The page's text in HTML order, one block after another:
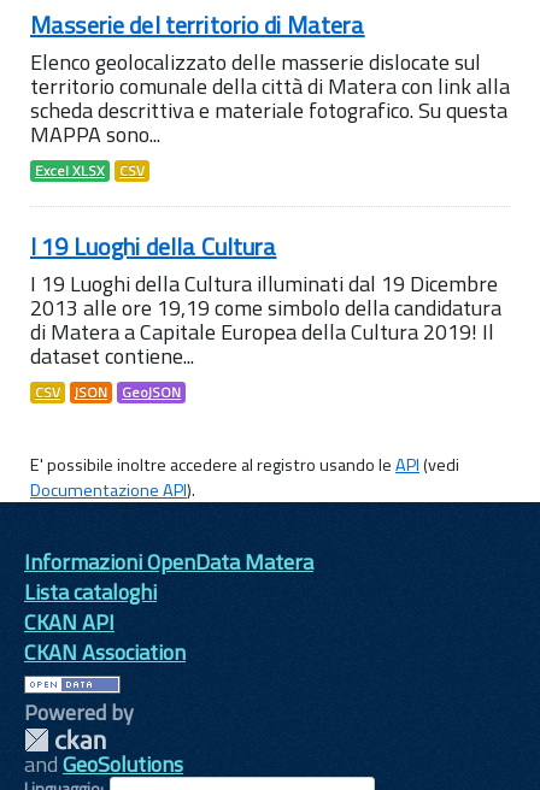
Masserie del territorio di Matera
Elenco geolocalizzato delle masserie dislocate sul
territorio comunale della città di Matera con link alla
scheda descrittiva e materiale fotografico. Su questa
MAPPA sono...
Excel XLSX CSV
I 19 Luoghi della Cultura
I 19 Luoghi della Cultura illuminati dal 19 Dicembre
2013 alle ore 19,19 come simbolo della candidatura
di Matera a Capitale Europea della Cultura 2019! Il
dataset contiene...
CSV JSON GeoJSON
E' possibile inoltre accedere al registro usando leAPI(vedi
Documentazione API).
Informazioni OpenData Matera
Lista cataloghi
CKAN API
CKAN Association
Powered by
andGeoSolutions